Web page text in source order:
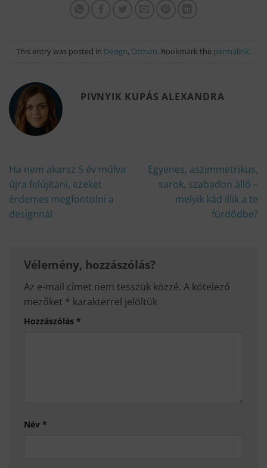
This entry was posted in Design, Otthon. Bookmark the permalink.
PIVNYIK KUPÁS ALEXANDRA
Ha nem akarsz 5 év múlva
újra felújítani, ezeket
érdemes megfontolni a
designnál
Egyenes, aszimmetrikus,
sarok, szabadon álló –
melyik kád illik a te
fürdődbe?
Vélemény, hozzászólás?
Az e-mail címet nem tesszük közzé. A kötelező
mezőket * karakterrel jelöltük
Hozzászólás *
Név *